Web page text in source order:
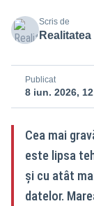
Scris de
Publicat
8 iun. 2026,
Cea mai
este lipsa
și cu atât
datelor.